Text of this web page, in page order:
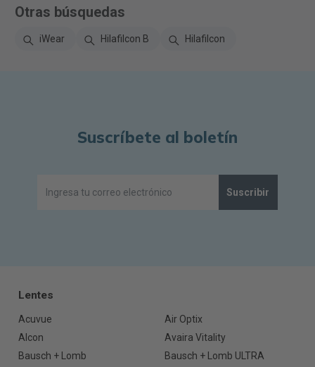
Otras búsquedas
iWear Hilafilcon B Hilafilcon
Suscríbete al boletín
Suscribir
Lentes
Acuvue
Air Optix
Alcon
Avaira Vitality
Bausch + Lomb
Bausch + Lomb ULTRA